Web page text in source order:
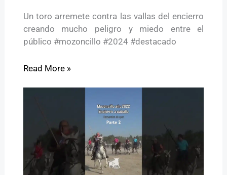
Un toro arremete contra las vallas del encierro
creando mucho peligro y miedo entre el
público #mozoncillo #2024 #destacado
Read More »